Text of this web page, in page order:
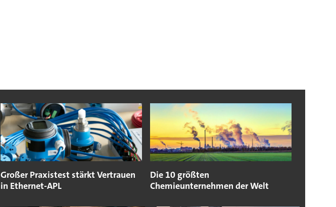
Großer Praxistest stärkt Vertrauen
in Ethernet-APL
Die 10 größten
Chemieunternehmen der Welt